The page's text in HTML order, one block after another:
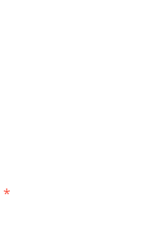
*